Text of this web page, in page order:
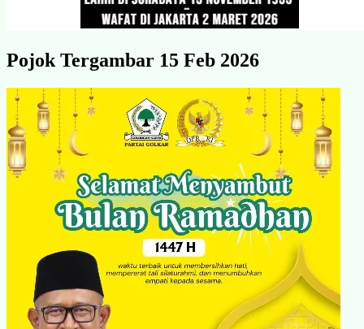
Pojok Tergambar 15 Feb 2026